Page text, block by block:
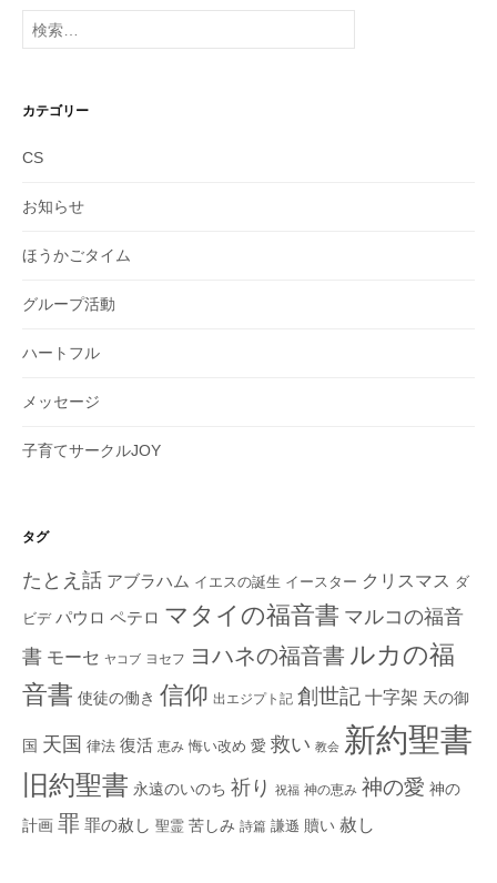
イ
ブ
検
索:
カテゴリー
CS
お知らせ
ほうかごタイム
グループ活動
ハートフル
メッセージ
子育てサークルJOY
タグ
たとえ話 アブラハム イエスの誕生 イースター クリスマス ダ
ビデ パウロ ペテロ マタイの福音書 マルコの福音
書 モーセ ヤコブ ヨセフ ヨハネの福音書 ルカの福
音書 使徒の働き 信仰 出エジプト記 創世記 十字架 天の御
国 天国 律法 復活 恵み 悔い改め 愛 救い 教会 新約聖書
旧約聖書 永遠のいのち 祈り 祝福 神の恵み 神の愛 神の
計画 罪 罪の赦し 聖霊 苦しみ 詩篇 謙遜 贖い 赦し